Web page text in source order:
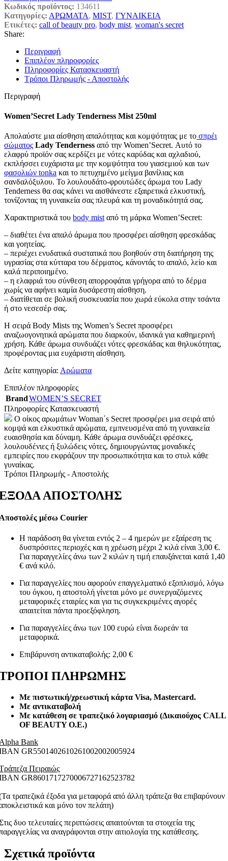
Κωδικός προϊόντος: 134611
Κατηγορίες: ΑΡΩΜΑΤΑ, MIST, ΓΥΝΑΙΚΕΙΑ
Ετικέτες: call of beauty pro, body mist, woman's secret
Share:
Περιγραφή
Επιπλέον πληροφορίες
Πληροφορίες Κατασκευαστή
Τρόποι Πληρωμής - Αποστολής
Περιγραφή
Women’Secret Lady Tenderness Mist 250ml
Απολαύστε μια αίσθηση απαλότητας και κομψότητας με το σπρέι
σώματος Lady Tenderness από την Women’Secret. Αυτό το
ελαφρύ προϊόν σας κερδίζει με νότες καρύδας και αχλαδιού,
εκπλήσσει ευχάριστα με την κομψότητα του γιασεμιού και των
φασολιών tonka και το πετυχημένο μείγμα βανίλιας και
σανδαλόξυλου. Το λουλουδάτο-φρουτώδες άρωμα του Lady
Tenderness θα σας κάνει να αισθάνεστε εξαιρετικά ελκυστική,
τονίζοντας τη γυναικεία σας πλευρά και τη μοναδικότητά σας.
Χαρακτηριστικά του body mist από τη μάρκα Women’Secret:
– διαθέτει ένα απαλό άρωμα που προσφέρει αίσθηση φρεσκάδας
και γοητείας.
– περιέχει ενυδατικά συστατικά που βοηθούν στη διατήρηση της
υγρασίας στα κύτταρα του δέρματος, κάνοντάς το απαλό, λείο και
καλά περιποιημένο.
– η ελαφριά του σύνθεση απορροφάται γρήγορα από το δέρμα
χωρίς να αφήνει καμία δυσάρεστη αίσθηση.
– διατίθεται σε βολική συσκευασία που χωρά εύκολα στην τσάντα
ή στο νεσεσέρ σας.
Η σειρά Body Mists της Women’s Secret προσφέρει
αναζωογονητικά αρώματα που διαρκούν, ιδανικά για καθημερινή
χρήση. Κάθε άρωμα συνδυάζει νότες φρεσκάδας και θηλυκότητας,
προφέροντας μια ευχάριστη αίσθηση.
Δείτε κατηγορία: Αρώματα
Επιπλέον πληροφορίες
BrandWOMEN’S SECRET
Πληροφορίες Κατασκευαστή
Ο οίκος αρωμάτων Woman΄s Secret προσφέρει μια σειρά από
κομψά και ελκυστικά αρώματα, εμπνευσμένα από τη γυναικεία
ευαισθησία και δύναμη. Κάθε άρωμα συνδυάζει φρέσκες,
λουλουδένιες ή ξυλώδεις νότες, δημιουργώντας μοναδικές
εμπειρίες που εκφράζουν την προσωπικότητα και το στυλ κάθε
γυναίκας.
Τρόποι Πληρωμής - Αποστολής
ΑΠΟΣΤΟΛΗΣ
μέσω Courier
Η παράδοση θα γίνεται εντός 2 – 4 ημερών με εξαίρεση τις
δυσπρόσιτες περιοχές και η χρέωση μέχρι 2 κιλά είναι 3,00 €.
Για παραγγελίες άνω των 2 κιλών η τιμή επαυξάνεται κατά 1,40
€ ανά κιλό.
Για παραγγελίες που αφορούν επαγγελματικό εξοπλισμό, λόγω
του όγκου, η αποστολή γίνεται μόνο με συνεργαζόμενες
μεταφορικές εταιρίες και για τις συγκεκριμένες αγορές
απαιτείται πάντα προεξόφληση.
Για παραγγελίες άνω των 100 ευρώ είναι δωρεάν τα
μεταφορικά.
Επιβάρυνση αντικαταβολής: 2,00 €
ΠΛΗΡΩΜΗΣ
Με πιστωτική/χρεωστική κάρτα Visa, Mastercard.
Με αντικαταβολή
Με κατάθεση σε τραπεζικό λογαριασμό (Δικαιούχος CALL
OF BEAUTY O.E.)
Bank
GR5501402610261002002005924
Πειραιώς
GR8601717270006727162523782
τραπεζικά έξοδα για μεταφορά από άλλη τράπεζα θα επιβαρύνουν
και μόνο τον πελάτη)
δυο τελευταίες περιπτώσεις απαιτούνται τα στοιχεία της
να αναγράφονται στην αιτιολογία της κατάθεσης.
Σχετικά προϊόντα